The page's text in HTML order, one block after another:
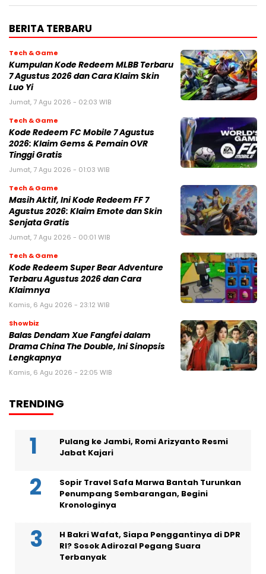
BERITA TERBARU
Tech & Game
Kumpulan Kode Redeem MLBB Terbaru
7 Agustus 2026 dan Cara Klaim Skin
Luo Yi
Jumat, 7 Agu 2026 - 02:03 WIB
Tech & Game
Kode Redeem FC Mobile 7 Agustus
2026: Klaim Gems & Pemain OVR
Tinggi Gratis
Jumat, 7 Agu 2026 - 01:03 WIB
Tech & Game
Masih Aktif, Ini Kode Redeem FF 7
Agustus 2026: Klaim Emote dan Skin
Senjata Gratis
Jumat, 7 Agu 2026 - 00:01 WIB
Tech & Game
Kode Redeem Super Bear Adventure
Terbaru Agustus 2026 dan Cara
Klaimnya
Kamis, 6 Agu 2026 - 23:12 WIB
Showbiz
Balas Dendam Xue Fangfei dalam
Drama China The Double, Ini Sinopsis
Lengkapnya
Kamis, 6 Agu 2026 - 22:05 WIB
TRENDING
Pulang ke Jambi, Romi Arizyanto Resmi
Jabat Kajari
Sopir Travel Safa Marwa Bantah Turunkan
Penumpang Sembarangan, Begini
Kronologinya
H Bakri Wafat, Siapa Penggantinya di DPR
RI? Sosok Adirozal Pegang Suara
Terbanyak